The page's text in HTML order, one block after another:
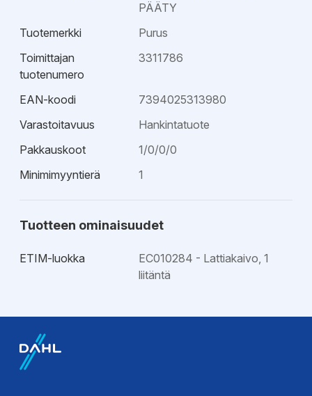
PÄÄTY
Tuotemerkki
Purus
Toimittajan
tuotenumero
3311786
EAN-koodi
7394025313980
Varastoitavuus
Hankintatuote
Pakkauskoot
1/0/0/0
Minimimyyntierä
1
Tuotteen ominaisuudet
ETIM-luokka
EC010284 - Lattiakaivo, 1
liitäntä
EPD-
ympäristöseloste
Tyyppihyväksyntä